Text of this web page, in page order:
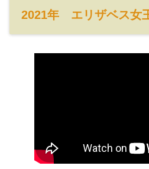
2021年 エリザベス女